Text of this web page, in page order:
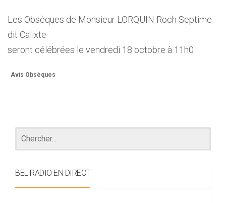
Les Obsèques de Monsieur LORQUIN Roch Septime
dit Calixte
seront célébrées le vendredi 18 octobre à 11h0
Avis Obsèques
BEL RADIO EN DIRECT